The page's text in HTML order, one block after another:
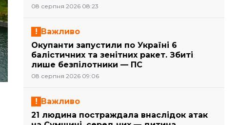
08 серпня 2026 08:23
Важливо
Окупанти запустили по Україні 6
балістичних та зенітних ракет. Збиті
лише безпілотники — ПС
08 серпня 2026 09:06
Важливо
21 людина постраждала внаслідок атак